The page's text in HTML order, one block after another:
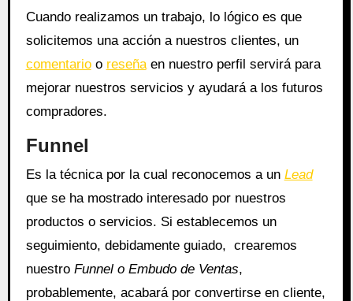
Cuando realizamos un trabajo, lo lógico es que
solicitemos una acción a nuestros clientes, un
comentarioo reseñaen nuestro perfil servirá para
mejorar nuestros servicios y ayudará a los futuros
compradores.
Funnel
Es la técnica por la cual reconocemos a un Lead
que se ha mostrado interesado por nuestros
productos o servicios. Si establecemos un
seguimiento, debidamente guiado, crearemos
nuestro Funnel o Embudo de Ventas,
probablemente, acabará por convertirse en cliente,